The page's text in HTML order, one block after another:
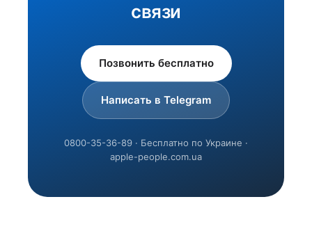
связи
Позвонить бесплатно
Написать в Telegram
0800-35-36-89 · Бесплатно по Украине ·
apple-people.com.ua